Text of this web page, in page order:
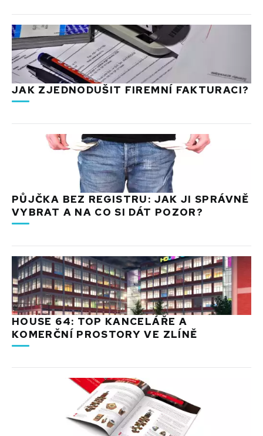
JAK ZJEDNODUŠIT FIREMNÍ FAKTURACI?
PŮJČKA BEZ REGISTRU: JAK JI SPRÁVNĚ
VYBRAT A NA CO SI DÁT POZOR?
HOUSE 64: TOP KANCELÁŘE A
KOMERČNÍ PROSTORY VE ZLÍNĚ